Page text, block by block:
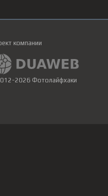
компании
2026 Фотолайфхаки